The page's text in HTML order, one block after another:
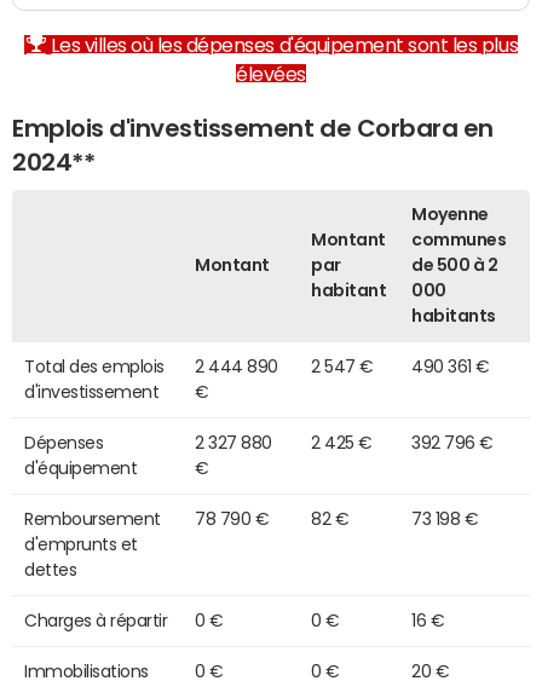
Les villes où les dépenses d'équipement sont les plus
élevées
Emplois d'investissement de Corbara en
2024**
Montant
Montant
par
habitant
Moyenne
communes
de 500 à 2
000
habitants
Total des emplois
d'investissement
2 444 890
€
2 547 € 490 361 €
Dépenses
d'équipement
2 327 880
€
2 425 € 392 796 €
Remboursement
d'emprunts et
dettes
78 790 € 82 € 73 198 €
Charges à répartir 0 € 0 € 16 €
Immobilisations
0 € 0 € 20 €